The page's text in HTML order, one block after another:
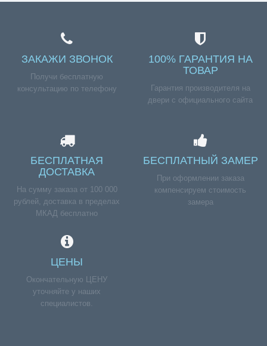
ЗАКАЖИ ЗВОНОК
Получи бесплатную
консультацию по телефону
100% ГАРАНТИЯ НА
ТОВАР
Гарантия производителя на
двери с официального сайта
БЕСПЛАТНАЯ
ДОСТАВКА
На сумму заказа от 100 000
рублей, доставка в пределах
МКАД бесплатно
БЕСПЛАТНЫЙ ЗАМЕР
При оформлении заказа
компенсируем стоимость
замера
ЦЕНЫ
Окончательную ЦЕНУ
уточняйте у наших
специалистов.